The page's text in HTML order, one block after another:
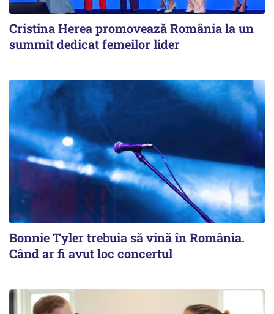
Cristina Herea promovează România la un
summit dedicat femeilor lider
Bonnie Tyler trebuia să vină în România.
Când ar fi avut loc concertul